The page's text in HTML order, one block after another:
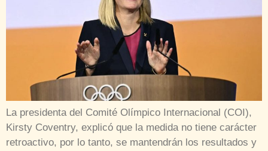
La presidenta del Comité Olímpico Internacional (COI),
Kirsty Coventry, explicó que la medida no tiene carácter
retroactivo, por lo tanto, se mantendrán los resultados y